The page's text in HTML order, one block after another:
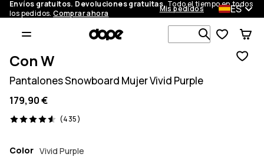
Envíos gratuitos. Devoluciones gratuitas.Todo el tiempo en todos
los pedidos.Comprar ahora Mis pedidos ES
Busca en
Con W
Pantalones Snowboard Mujer Vivid Purple
179,90 €
(435)
435 opiniones, 4.6/5
Color Vivid Purple